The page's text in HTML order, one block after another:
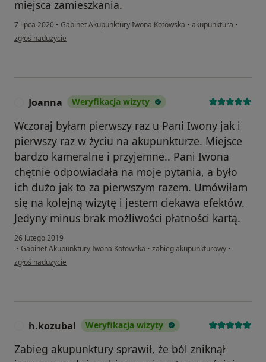
miejsca zamieszkania.
7 lipca 2020 • Gabinet Akupunktury Iwona Kotowska • akupunktura •
w opinii użytkownika Konto zostało usunięte
zgłoś nadużycie
Joanna Weryfikacja wizyty
Wczoraj byłam pierwszy raz u Pani Iwony jak i
pierwszy raz w życiu na akupunkturze. Miejsce
bardzo kameralne i przyjemne.. Pani Iwona
chętnie odpowiadała na moje pytania, a było
ich dużo jak to za pierwszym razem. Umówiłam
się na kolejną wizytę i jestem ciekawa efektów.
Jedyny minus brak możliwości płatności kartą.
26 lutego 2019
• Gabinet Akupunktury Iwona Kotowska • zabieg akupunkturowy •
w opinii użytkownika Joanna
zgłoś nadużycie
h.kozubal Weryfikacja wizyty
Zabieg akupunktury sprawił, że ból zniknął